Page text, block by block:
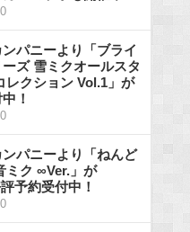
パニーより「ブライ
ズ 雪ミクオールスタ
レクション Vol.1」が
！
パニーより「ねんど
ミク ∞Ver.」が
予約受付中！